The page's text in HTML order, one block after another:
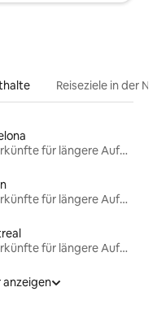
Reiseziele in der
Unterkünfte für längere Aufenthalte
Unterkünfte für längere Aufenthalte
Unterkünfte für längere Aufenthalte
anzeigen